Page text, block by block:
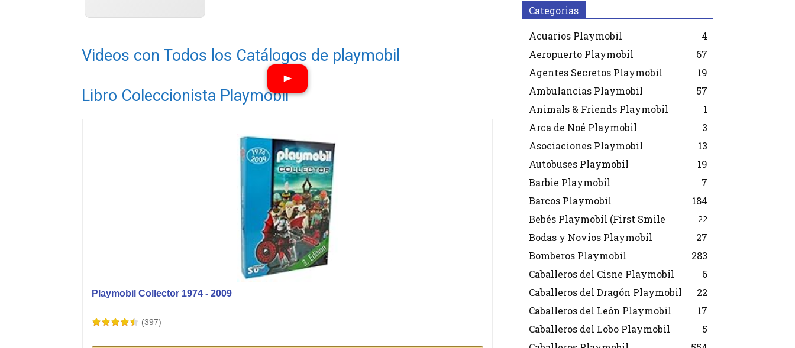
Videos con Todos los Catálogos de playmobil
Libro Coleccionista Playmobil
Playmobil Collector 1974 - 2009
(397)
Categorias
Acuarios Playmobil
4
Aeropuerto Playmobil
67
Agentes Secretos Playmobil
19
Ambulancias Playmobil
57
Animals & Friends Playmobil
1
Arca de Noé Playmobil
3
Asociaciones Playmobil
13
Autobuses Playmobil
19
Barbie Playmobil
7
Barcos Playmobil
184
Bebés Playmobil (First Smile
22
Bodas y Novios Playmobil
27
Bomberos Playmobil
283
Caballeros del Cisne Playmobil
6
Caballeros del Dragón Playmobil
22
Caballeros del León Playmobil
17
Caballeros del Lobo Playmobil
5